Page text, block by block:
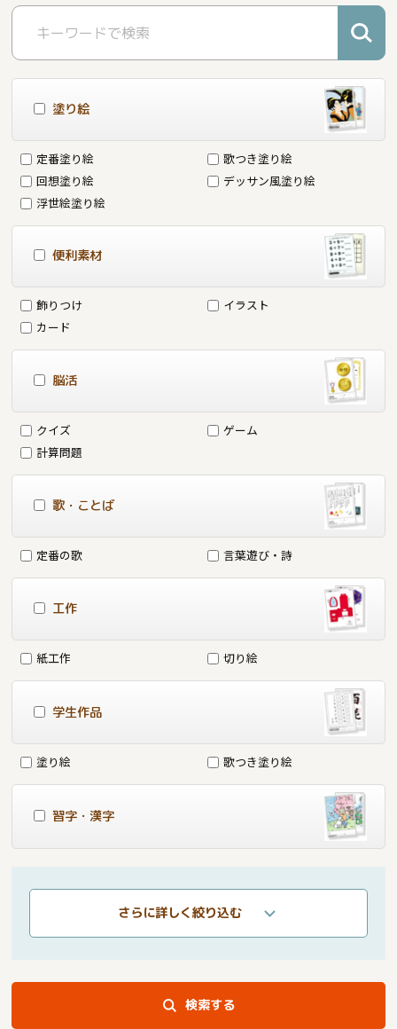
塗り絵
定番塗り絵
歌つき塗り絵
回想塗り絵
デッサン風塗り絵
浮世絵塗り絵
便利素材
飾りつけ
イラスト
カード
脳活
クイズ
ゲーム
計算問題
歌・ことば
定番の歌 言葉遊び・詩
工作
紙工作 切り絵
学生作品
塗り絵 歌つき塗り絵
習字・漢字
さらに詳しく絞り込む
検索する